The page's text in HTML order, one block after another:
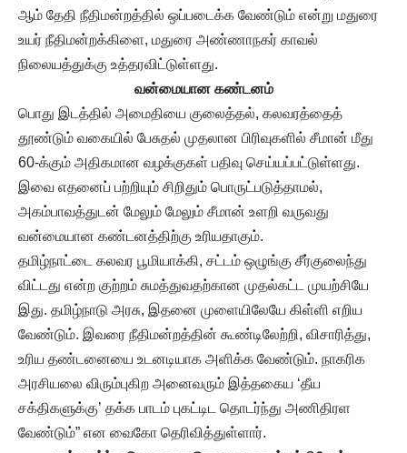
ஆம் தேதி நீதிமன்றத்தில் ஒப்படைக்க வேண்டும் என்று மதுரை
உயர் நீதிமன்றக்கிளை, மதுரை அண்ணாநகர் காவல்
நிலையத்துக்கு உத்தரவிட்டுள்ளது.
வன்மையான கண்டனம்
பொது இடத்தில் அமைதியை குலைத்தல், கலவரத்தைத்
தூண்டும் வகையில் பேசுதல் முதலான பிரிவுகளில் சீமான் மீது
60-க்கும் அதிகமான வழக்குகள் பதிவு செய்யப்பட்டுள்ளது.
இவை எதனைப் பற்றியும் சிறிதும் பொருட்படுத்தாமல்,
அகம்பாவத்துடன் மேலும் மேலும் சீமான் உளறி வருவது
வன்மையான கண்டனத்திற்கு உரியதாகும்.
தமிழ்நாட்டை கலவர பூமியாக்கி, சட்டம் ஒழுங்கு சீர்குலைந்து
விட்டது என்ற குற்றம் சுமத்துவதற்கான முதல்கட்ட முயற்சியே
இது. தமிழ்நாடு அரசு, இதனை முளையிலேயே கிள்ளி எறிய
வேண்டும். இவரை நீதிமன்றத்தின் கூண்டிலேற்றி, விசாரித்து,
உரிய தண்டனையை உடனடியாக அளிக்க வேண்டும். நாகரிக
அரசியலை விரும்புகிற அனைவரும் இத்தகைய ‘தீய
சக்திகளுக்கு’ தக்க பாடம் புகட்டிட தொடர்ந்து அணிதிரள
வேண்டும்” என வைகோ தெரிவித்துள்ளார்.